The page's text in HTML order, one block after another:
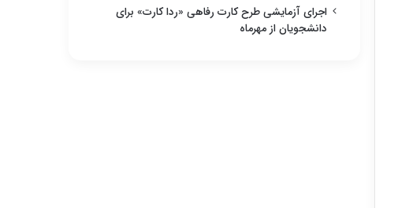
اجرای آزمایشی طرح کارت رفاهی «ردا کارت» برای
دانشجویان از مهرماه